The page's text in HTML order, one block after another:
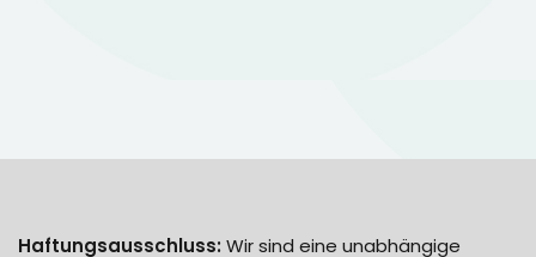
Haftungsausschluss: Wir sind eine unabhängige